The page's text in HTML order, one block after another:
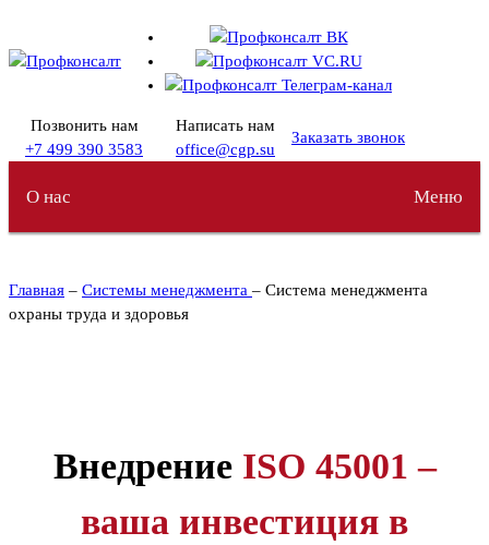
содержимому
Позвонить нам
+7 499 390 3583
Написать нам
office@cgp.su
Заказать звонок
О нас Меню
Главная – Системы менеджмента – Система менеджмента
охраны труда и здоровья
Внедрение ISO 45001 –
ваша инвестиция в